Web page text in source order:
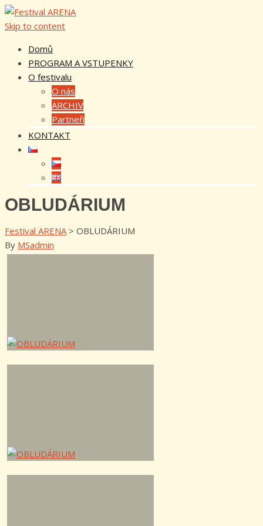
Skip to content
Domů
PROGRAM A VSTUPENKY
O festivalu
O nás
ARCHIV
Partneři
KONTAKT
OBLUDÁRIUM
Festival ARENA> OBLUDÁRIUM
By MSadmin